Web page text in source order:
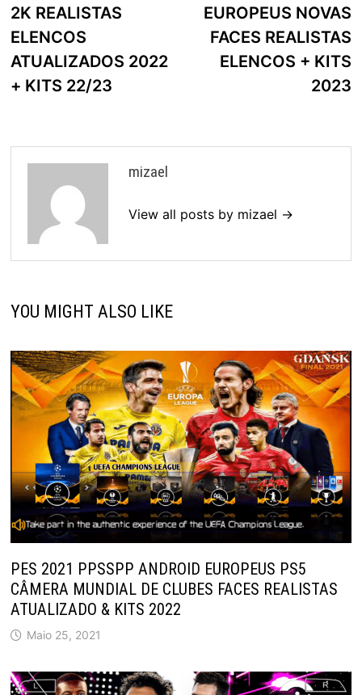
2K REALISTAS
ELENCOS
ATUALIZADOS 2022
+ KITS 22/23
EUROPEUS NOVAS
FACES REALISTAS
ELENCOS + KITS
2023
mizael
View all posts by mizael →
YOU MIGHT ALSO LIKE
PES 2021 PPSSPP ANDROID EUROPEUS PS5
CÂMERA MUNDIAL DE CLUBES FACES REALISTAS
ATUALIZADO & KITS 2022
Maio 25, 2021